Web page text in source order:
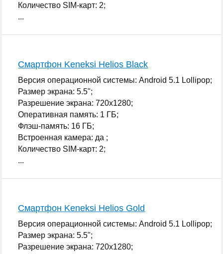
Количество SIM-карт: 2;
...
Смартфон Keneksi Helios Black
Версия операционной системы: Android 5.1 Lollipop;
Размер экрана: 5.5";
Разрешение экрана: 720x1280;
Оперативная память: 1 ГБ;
Флэш-память: 16 ГБ;
Встроенная камера: да ;
Количество SIM-карт: 2;
...
Смартфон Keneksi Helios Gold
Версия операционной системы: Android 5.1 Lollipop;
Размер экрана: 5.5";
Разрешение экрана: 720x1280;